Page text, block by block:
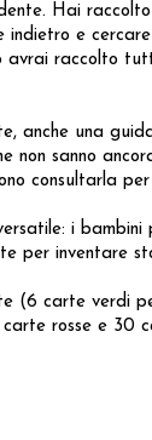
Hai
indietro e
avrai raccolto
anche una
non sanno
consultarla
i bambini
per inventare
(6 carte verdi
rosse e 30